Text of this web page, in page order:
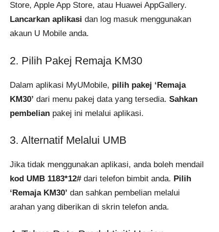
Store, Apple App Store, atau Huawei AppGallery.
Lancarkan aplikasi dan log masuk menggunakan
akaun U Mobile anda.
2. Pilih Pakej Remaja KM30
Dalam aplikasi MyUMobile, pilih pakej ‘Remaja
KM30’ dari menu pakej data yang tersedia. Sahkan
pembelian pakej ini melalui aplikasi.
3. Alternatif Melalui UMB
Jika tidak menggunakan aplikasi, anda boleh mendail
kod UMB 1183*12#dari telefon bimbit anda. Pilih
‘Remaja KM30’ dan sahkan pembelian melalui
arahan yang diberikan di skrin telefon anda.